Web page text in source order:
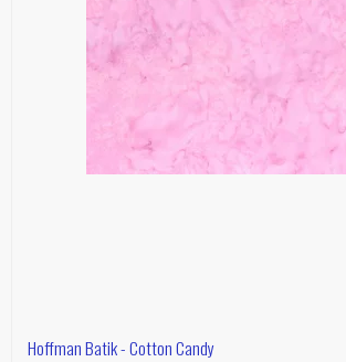
Hoffman Batik - Cotton Candy